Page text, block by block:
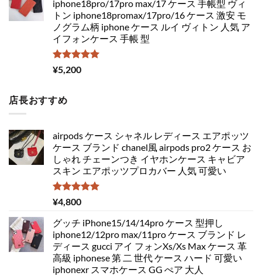
iphone18pro/17pro max/17 ケース 手帳型 ヴィ
トン iphone18promax/17pro/16 ケース 激安 モ
ノグラム柄 iphone ケース ルイ ヴィトン 人気 ア
イフォンケース 手帳 型
5段階中
5.00
¥5,200
店長おすすめ
airpods ケース シャネル レディース エアポッツ
ケース ブランド chanel風 airpods pro2 ケース お
しゃれ チェーンつき イヤホンケース キャビア
スキン エアポッツプロカバー 人気 可愛い
5段階中
5.00
¥4,800
グッチ iPhone15/14/14pro ケース 型押し
iphone12/12pro max/11pro ケース ブランド レ
ディース gucci アイ フォンXs/Xs Max ケース 革
高級 iphonese 第 二 世代 ケース ハード 可愛い
iphonexr スマホケース GG ぺア 大人